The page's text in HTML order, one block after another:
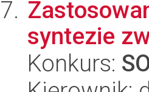
syntezie
Konkurs: